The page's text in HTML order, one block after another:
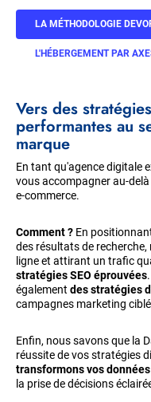
LA MÉTHODOLOGIE
L'HÉBERGEMENT PAR
Vers des
performantes au
marque
En tant qu'agence digitale
vous accompagner au-
e-commerce.
Comment ? En
des résultats de
ligne et attirant un trafic
stratégies SEO éprouvées
également des stratégies
campagnes marketing
Enfin, nous savons que la
réussite de vos stratégies
transformons vos
la prise de décisions